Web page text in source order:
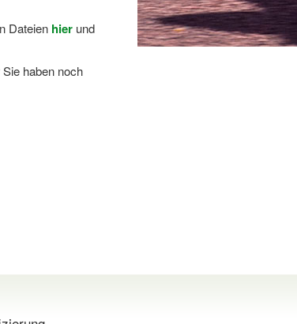
Dateien hier und
haben noch